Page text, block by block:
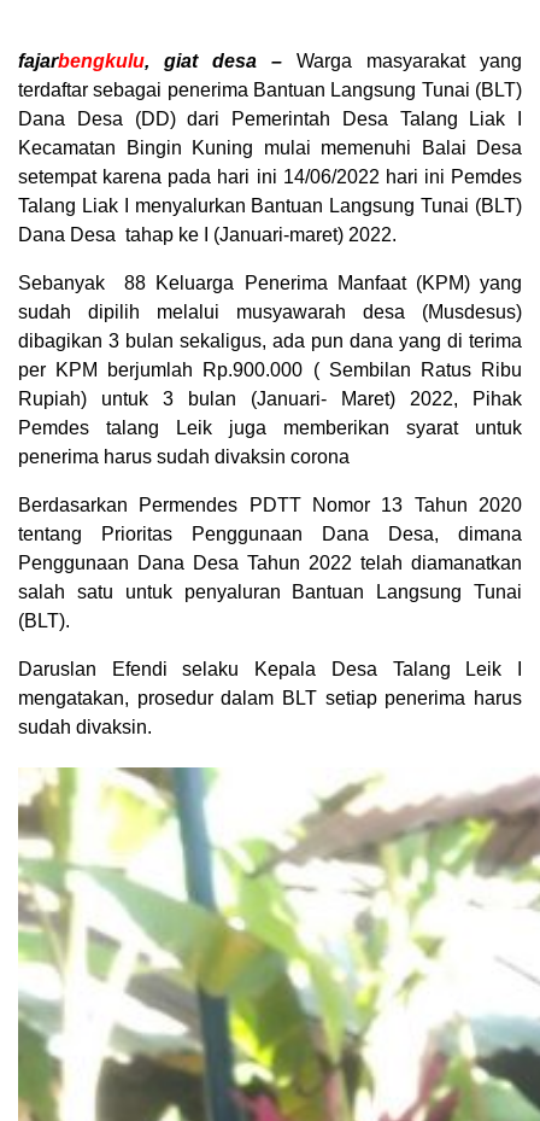
fajarbengkulu, giat desa – Warga masyarakat yang
terdaftar sebagai penerima Bantuan Langsung Tunai (BLT)
Dana Desa (DD) dari Pemerintah Desa Talang Liak I
Kecamatan Bingin Kuning mulai memenuhi Balai Desa
setempat karena pada hari ini 14/06/2022 hari ini Pemdes
Talang Liak I menyalurkan Bantuan Langsung Tunai (BLT)
Dana Desa tahap ke I (Januari-maret) 2022.
Sebanyak 88 Keluarga Penerima Manfaat (KPM) yang
sudah dipilih melalui musyawarah desa (Musdesus)
dibagikan 3 bulan sekaligus, ada pun dana yang di terima
per KPM berjumlah Rp.900.000 ( Sembilan Ratus Ribu
Rupiah) untuk 3 bulan (Januari- Maret) 2022, Pihak
Pemdes talang Leik juga memberikan syarat untuk
penerima harus sudah divaksin corona
Berdasarkan Permendes PDTT Nomor 13 Tahun 2020
tentang Prioritas Penggunaan Dana Desa, dimana
Penggunaan Dana Desa Tahun 2022 telah diamanatkan
salah satu untuk penyaluran Bantuan Langsung Tunai
(BLT).
Daruslan Efendi selaku Kepala Desa Talang Leik I
mengatakan, prosedur dalam BLT setiap penerima harus
sudah divaksin.